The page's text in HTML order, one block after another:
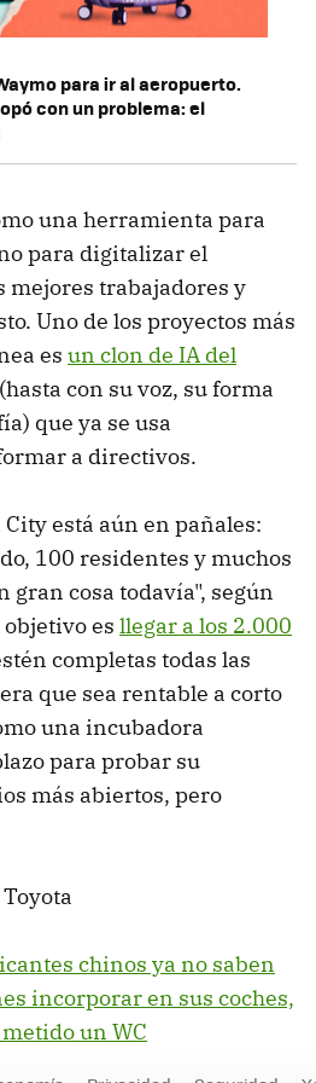
para ir al aeropuerto.
con un problema: el
una herramienta para
para digitalizar el
mejores trabajadores y
Uno de los proyectos más
es un clon de IA del
(hasta con su voz, su forma
que ya se usa
a directivos.
City está aún en pañales:
100 residentes y muchos
gran cosa todavía", según
es llegar a los 2.000
completas todas las
que sea rentable a corto
una incubadora
para probar su
más abiertos, pero
chinos ya no saben
incorporar en sus coches,
un WC